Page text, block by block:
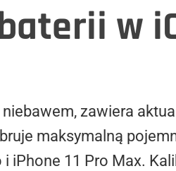
w
zawiera
maksymalną
11 Pro Max.